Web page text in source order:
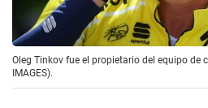
Oleg Tinkov fue el propietario del equipo de
IMAGES).